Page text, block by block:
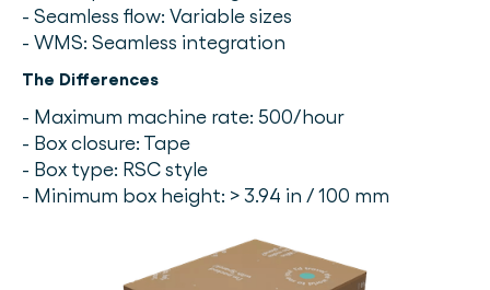
- Seamless flow: Variable sizes
- WMS: Seamless integration
The Differences
- Maximum machine rate: 500/hour
- Box closure: Tape
- Box type: RSC style
- Minimum box height: > 3.94 in / 100 mm